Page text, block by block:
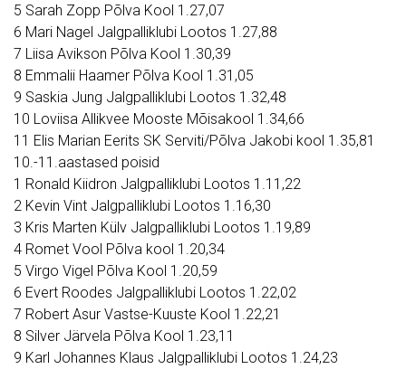
5 Sarah Zopp Põlva Kool 1.27,07
6 Mari Nagel Jalgpalliklubi Lootos 1.27,88
7 Liisa Avikson Põlva Kool 1.30,39
8 Emmalii Haamer Põlva Kool 1.31,05
9 Saskia Jung Jalgpalliklubi Lootos 1.32,48
10 Loviisa Allikvee Mooste Mõisakool 1.34,66
11 Elis Marian Eerits SK Serviti/Põlva Jakobi kool 1.35,81
10.-11.aastased poisid
1 Ronald Kiidron Jalgpalliklubi Lootos 1.11,22
2 Kevin Vint Jalgpalliklubi Lootos 1.16,30
3 Kris Marten Külv Jalgpalliklubi Lootos 1.19,89
4 Romet Vool Põlva kool 1.20,34
5 Virgo Vigel Põlva Kool 1.20,59
6 Evert Roodes Jalgpalliklubi Lootos 1.22,02
7 Robert Asur Vastse-Kuuste Kool 1.22,21
8 Silver Järvela Põlva Kool 1.23,11
9 Karl Johannes Klaus Jalgpalliklubi Lootos 1.24,23